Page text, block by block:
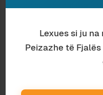
Lexues si ju
Peizazhe të